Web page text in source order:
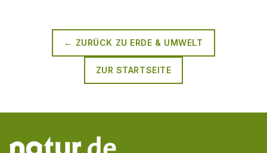
← ZURÜCK ZU ERDE & UMWELT
ZUR STARTSEITE